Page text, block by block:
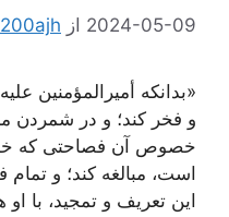
2024-05-09 از
«بدانکه‌ أمیرالمؤمنین‌
و فخر کند؛ و در شمردن‌
خصوص‌ آن‌ فصاحتی که‌
است‌، مبالغه‌ کند؛ و
این‌ تعریف‌ و تمجید، با